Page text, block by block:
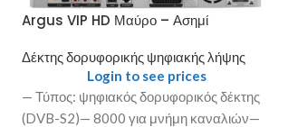
Argus VIP HD Μαύρο – Ασημί
Δέκτης δορυφορικής ψηφιακής λήψης
Login to see prices
— Τύπος: ψηφιακός δορυφορικός δέκτης
(DVB-S2)— 8000 για μνήμη καναλιών—